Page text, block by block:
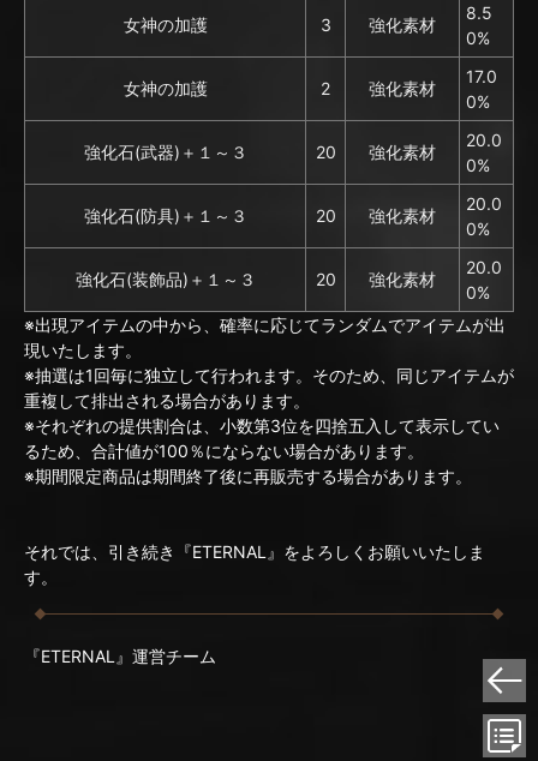
女神の加護 3 強化素材
8.5
0%
女神の加護 2 強化素材
17.0
0%
強化石(武器)＋１～３ 20 強化素材
20.0
0%
強化石(防具)＋１～３ 20 強化素材
20.0
0%
強化石(装飾品)＋１～３ 20 強化素材
20.0
0%
※出現アイテムの中から、確率に応じてランダムでアイテムが出
現いたします。
※抽選は1回毎に独立して行われます。そのため、同じアイテムが
重複して排出される場合があります。
※それぞれの提供割合は、小数第3位を四捨五入して表示してい
るため、合計値が100％にならない場合があります。
※期間限定商品は期間終了後に再販売する場合があります。
それでは、引き続き『ETERNAL』をよろしくお願いいたしま
す。
『ETERNAL』運営チーム